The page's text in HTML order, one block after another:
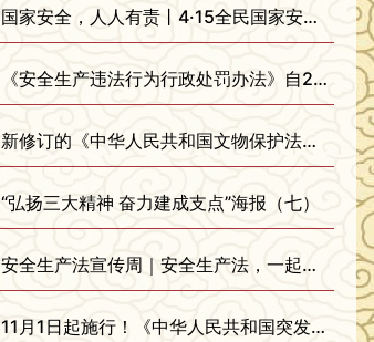
国家安全，人人有责丨4·15全民国家安全教育日
《安全生产违法行为行政处罚办法》自2026年2月1日起施行
新修订的《中华人民共和国文物保护法》实施一周年
“弘扬三大精神 奋力建成支点”海报（七）
安全生产法宣传周｜安全生产法，一起学！
11月1日起施行！《中华人民共和国突发公共卫生事件应对法》全文发布